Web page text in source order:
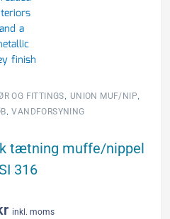
OG FITTINGS, UNION MUF/NIP,
,VANDFORSYNING
tætning muffe/nippel
316
inkl. moms